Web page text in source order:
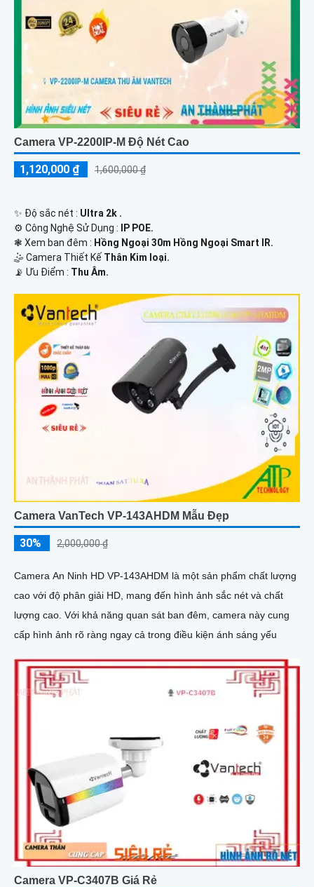
Camera VP-2200IP-M Độ Nét Cao
1,120,000 ₫ 1,600,000 ₫
✨ Độ sắc nét : Ultra 2k .
⚙ Công Nghệ Sử Dụng :
IP POE.
❃ Xem ban đêm : Hồng Ngoại 30m Hồng Ngoại Smart IR.
🤹 Camera Thiết Kế Thân Kim loại.
️📡 Ưu Điểm : Thu Âm.
Camera VanTech VP-143AHDM Mẫu Đẹp
30% 2,000,000 ₫
Camera An Ninh HD VP-143AHDM là một sản phẩm chất lượng
cao với độ phân giải HD, mang đến hình ảnh sắc nét và chất
lượng cao. Với khả năng quan sát ban đêm, camera này cung
cấp hình ảnh rõ ràng ngay cả trong điều kiện ánh sáng yếu
Camera VP-C3407B Giá Rẻ